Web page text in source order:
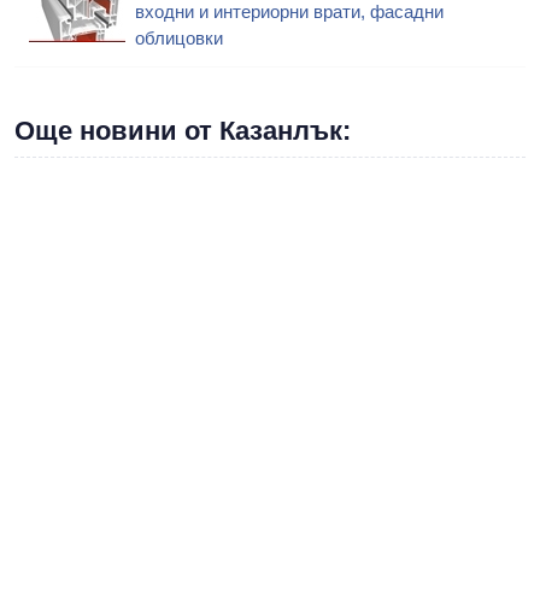
входни и интериорни врати, фасадни
облицовки
Още новини от Казанлък: